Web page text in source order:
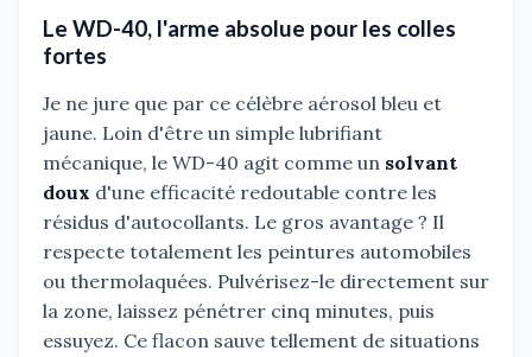
Le WD-40, l'arme absolue pour les colles
fortes
Je ne jure que par ce célèbre aérosol bleu et
jaune. Loin d'être un simple lubrifiant
mécanique, le WD-40 agit comme un solvant
doux d'une efficacité redoutable contre les
résidus d'autocollants. Le gros avantage ? Il
respecte totalement les peintures automobiles
ou thermolaquées. Pulvérisez-le directement sur
la zone, laissez pénétrer cinq minutes, puis
essuyez. Ce flacon sauve tellement de situations